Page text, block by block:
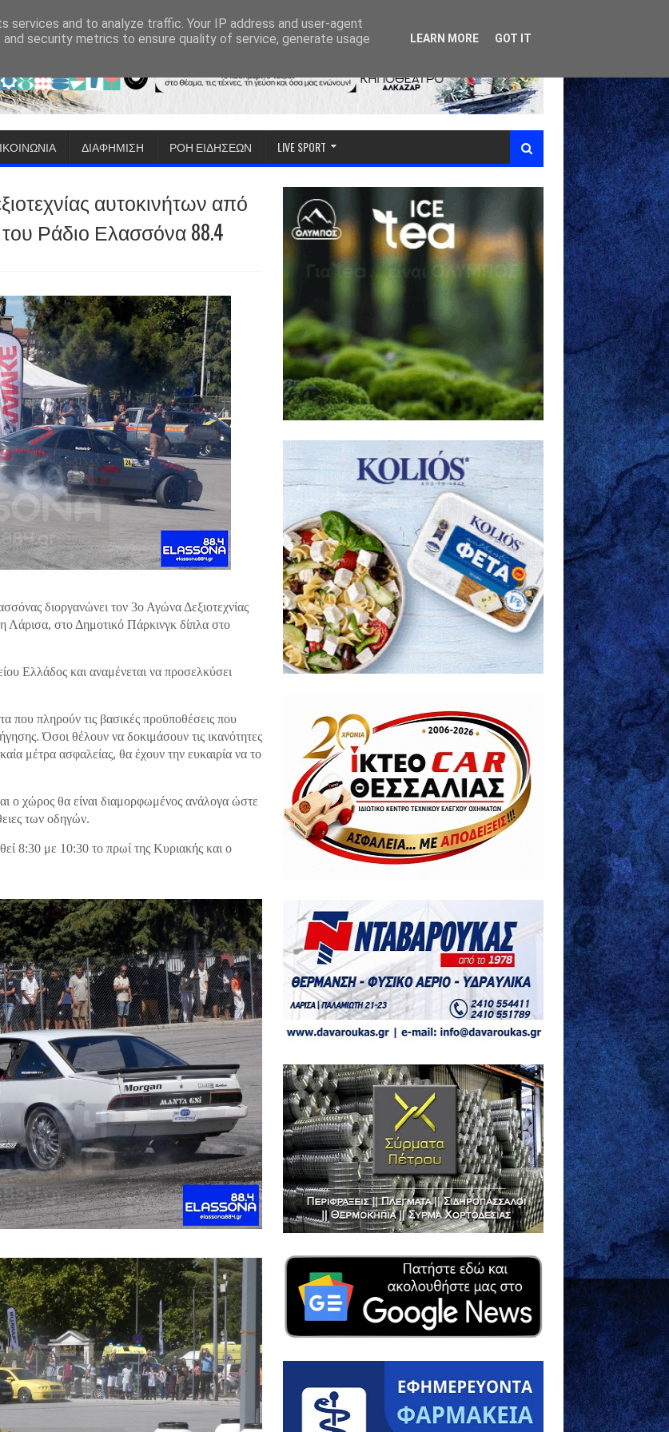
ΔΙΑΦΗΜΙΣΗ ΡΟΗ ΕΙΔΗΣΕΩΝ LIVE SPORT
αυτοκινήτων από
Ράδιο Ελασσόνα 88.4
διοργανώνει τον 3ο Αγώνα Δεξιοτεχνίας
Λάρισα, στο Δημοτικό Πάρκινγκ δίπλα στο
Ελλάδος και αναμένεται να προσελκύσει
που πληρούν τις βασικές προϋποθέσεις που
Όσοι θέλουν να δοκιμάσουν τις ικανότητες
μέτρα ασφαλείας, θα έχουν την ευκαιρία να το
ο χώρος θα είναι διαμορφωμένος ανάλογα ώστε
των οδηγών.
8:30 με 10:30 το πρωί της Κυριακής και ο
and to analyze traffic. Your IP address and user-agent
security metrics to ensure quality of service, generate usage
LEARN MORE GOT IT